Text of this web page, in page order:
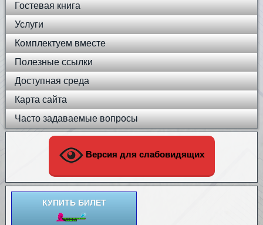
Гостевая книга
Услуги
Комплектуем вместе
Полезные ссылки
Доступная среда
Карта сайта
Часто задаваемые вопросы
Версия для слабовидящих
КУПИТЬ БИЛЕТ